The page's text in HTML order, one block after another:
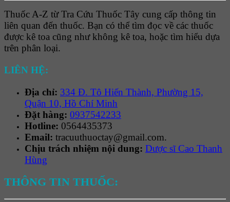
Thuốc A-Z từ Tra Cứu Thuốc Tây cung cấp thông tin
liên quan đến thuốc. Bạn có thể tìm đọc về các thuốc
được kê toa cũng như không kê toa, hoặc tìm hiểu dựa
trên phân loại.
LIÊN HỆ:
Địa chỉ: 334 Đ. Tô Hiến Thành, Phường 15,
Quận 10, Hồ Chí Minh
Đặt hàng: 0937542233
Hotline: 0564435373
Email: tracuuthuoctay@gmail.com.
Chịu trách nhiệm nội dung: Dược sĩ Cao Thanh
Hùng
THÔNG TIN THUỐC: